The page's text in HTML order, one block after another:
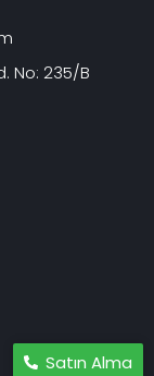
No: 235/B
Satın Alma